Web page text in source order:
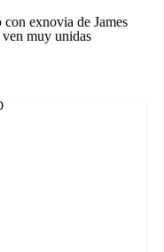
exnovia de James
muy unidas